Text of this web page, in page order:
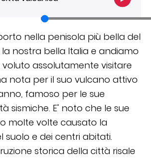
nella penisola più bella del
nostra bella Italia e andiamo
voluto assolutamente visitare
nota per il suo vulcano attivo
famoso per le sue
sismiche. E’ noto che le sue
molte volte causato la
suolo e dei centri abitati.
storica della città risale